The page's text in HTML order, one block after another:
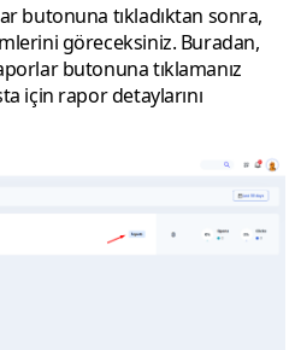
butonuna tıkladıktan sonra,
göreceksiniz. Buradan,
butonuna tıklamanız
için rapor detaylarını